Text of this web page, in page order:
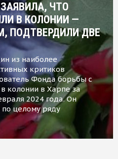
ЧТО
В КОЛОНИИ —
ПОДТВЕРДИЛИ ДВЕ
из наиболее
критиков
Фонда борьбы с
колонии в Харпе за
2024 года. Он
целому ряду